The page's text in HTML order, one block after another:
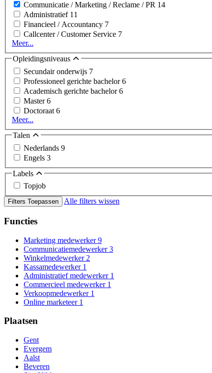
Communicatie / Marketing / Reclame / PR 14
Administratief 11
Financieel / Accountancy 7
Callcenter / Customer Service 7
Meer...
Opleidingsniveaus
Secundair onderwijs 7
Professioneel gerichte bachelor6
Academisch gerichte bachelor6
Master6
Doctoraat 6
Meer...
Talen
Nederlands 9
Engels 3
Labels
Topjob
Filters Toepassen Alle filters wissen
Functies
Marketing medewerker 9
Communicatiemedewerker 3
Winkelmedewerker 2
Kassamedewerker 1
Administratief medewerker 1
Commercieel medewerker 1
Verkoopmedewerker 1
Online marketeer 1
Plaatsen
Gent
Evergem
Aalst
Beveren